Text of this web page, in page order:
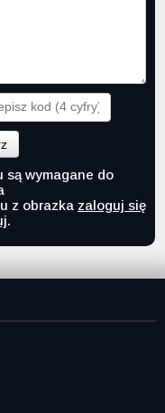
są wymagane do
z obrazka zaloguj się
.